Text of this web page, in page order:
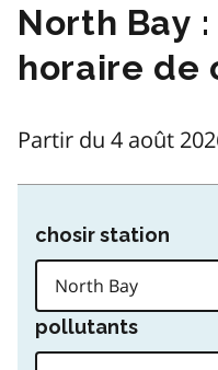
North Bay
horaire de
Partir du 4 août